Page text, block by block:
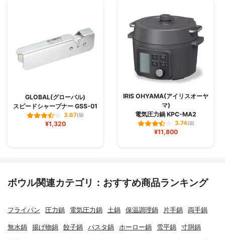
GLOBAL(グローバル)
スピードシャープナー GSS-01
3.67(9)
¥1,320
IRIS OHYAMA(アイリスオーヤ
マ)
電気圧力鍋 KPC-MA2
3.74(6)
¥11,800
ボウル関連カテゴリ：おすすめ商品ランキング
フライパン 圧力鍋 電気圧力鍋 土鍋 保温調理鍋 片手鍋 両手鍋
無水鍋 揚げ物鍋 餃子鍋 パスタ鍋 ホーロー鍋 雪平鍋 寸胴鍋